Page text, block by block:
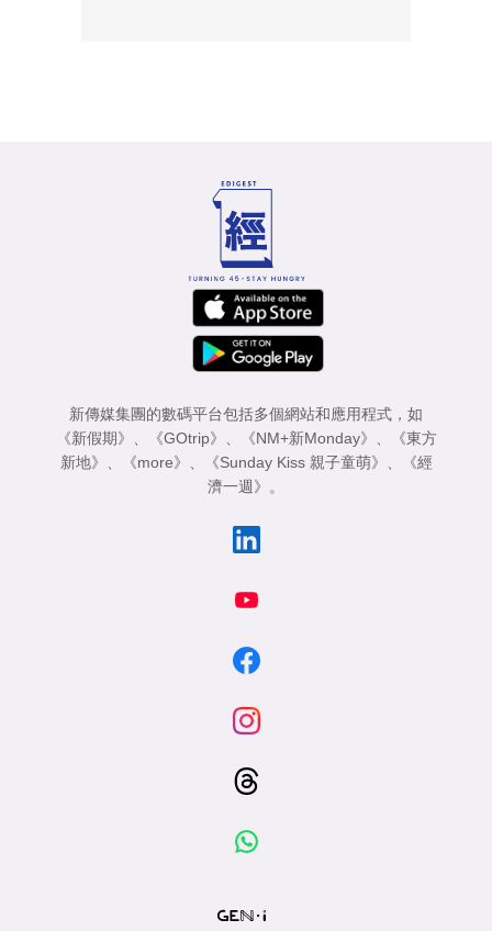
新傳媒集團的數碼平台包括多個網站和應用程式，如
《新假期》
《GOtrip》 《NM+新Monday》
《東方
新地》
《more》 《Sunday Kiss 親子童萌》
《經
濟一週》
。